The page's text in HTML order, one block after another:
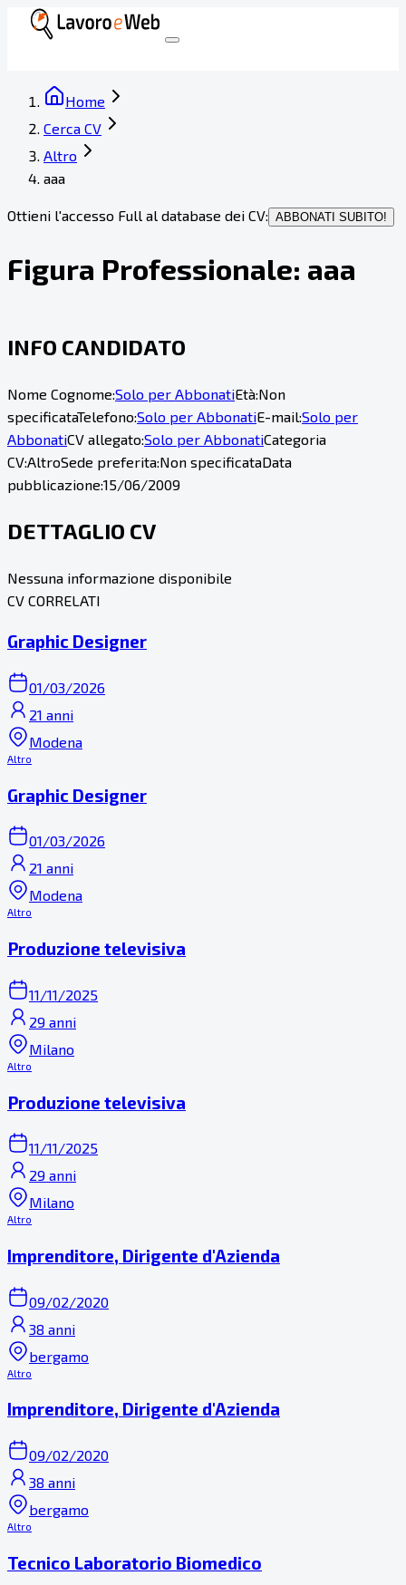
Home
Cerca CV
Altro
aaa
Ottieni l'accesso Full al database dei CV: ABBONATI SUBITO!
Figura Professionale: aaa
INFO CANDIDATO
Nome Cognome:Solo per AbbonatiEtà:Non
specificataTelefono:Solo per AbbonatiE-mail:Solo per
AbbonatiCV allegato:Solo per AbbonatiCategoria
CV:AltroSede preferita:Non specificataData
pubblicazione:15/06/2009
DETTAGLIO CV
Nessuna informazione disponibile
CV CORRELATI
Graphic Designer
01/03/2026
21 anni
Modena
Altro
Graphic Designer
01/03/2026
21 anni
Modena
Altro
Produzione televisiva
11/11/2025
29 anni
Milano
Altro
Produzione televisiva
11/11/2025
29 anni
Milano
Altro
Imprenditore, Dirigente d'Azienda
09/02/2020
38 anni
bergamo
Altro
Imprenditore, Dirigente d'Azienda
09/02/2020
38 anni
bergamo
Altro
Tecnico Laboratorio Biomedico